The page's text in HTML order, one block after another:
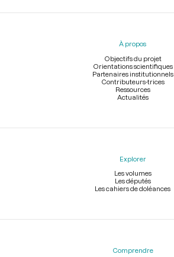
Menu
À propos
Objectifs du projet
Orientations scientifiques
Partenaires institutionnels
Contributeurs-trices
Ressources
Actualités
Explorer
Les volumes
Les députés
Les cahiers de doléances
Comprendre